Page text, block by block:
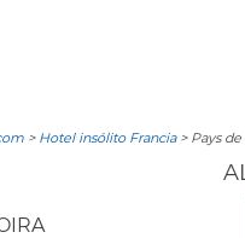
> Hotel insólito Francia> Pays de